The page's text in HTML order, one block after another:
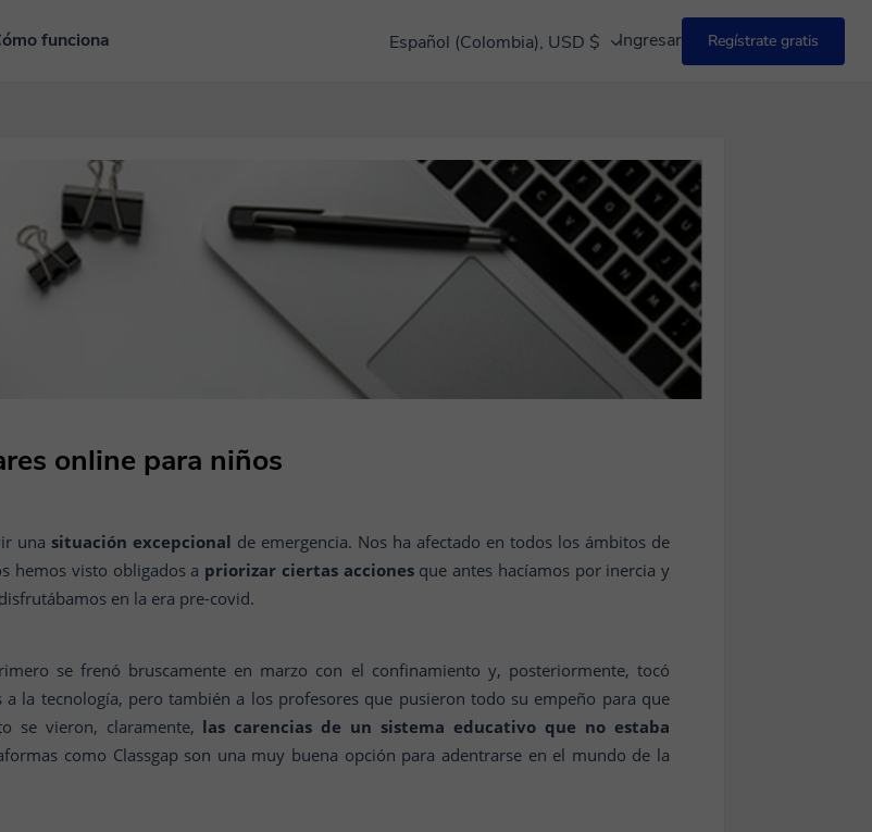
funciona Español (Colombia), USD $ Ingresar Regístrate gratis
online para niños
una situación excepcional de emergencia. Nos ha afectado en todos los ámbitos de
hemos visto obligados a priorizar ciertas accionesque antes hacíamos por inercia y
en la era pre-covid.
se frenó bruscamente en marzo con el confinamiento y, posteriormente, tocó
a la tecnología, pero también a los profesores que pusieron todo su empeño para que
se vieron, claramente, las carencias de un sistema educativo que no estaba
como Classgap son una muy buena opción para adentrarse en el mundo de la